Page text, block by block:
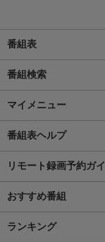
番組表
番組検索
マイメニュー
番組表ヘルプ
リモート録画予約ガ
おすすめ番組
ランキング